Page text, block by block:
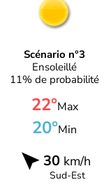
Scénario n°3
Ensoleillé
11% de probabilité
22°Max
20°Min
30 km/h
Sud-Est